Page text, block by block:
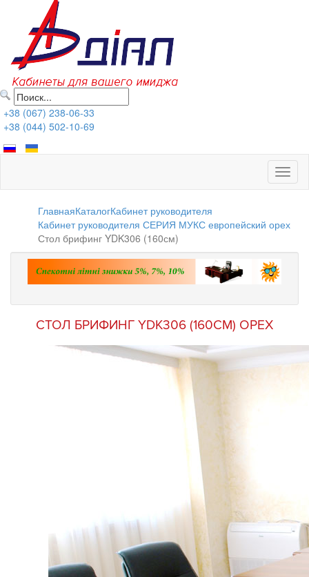
+38 (067) 238-06-33
+38 (044) 502-10-69
ГлавнаяКаталогКабинет руководителя
Кабинет руководителя СЕРИЯ МУКС европейский орех
Стол брифинг YDK306 (160см)
СТОЛ БРИФИНГ YDK306 (160СМ) ОРЕХ